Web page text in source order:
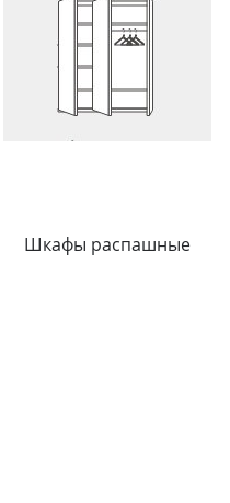
Шкафы распашные